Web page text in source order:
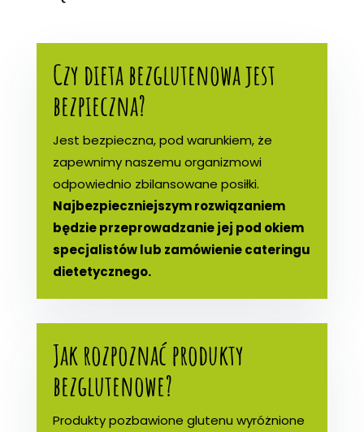
Czy dieta bezglutenowa jest
bezpieczna?
Jest bezpieczna, pod warunkiem, że
zapewnimy naszemu organizmowi
odpowiednio zbilansowane posiłki.
Najbezpieczniejszym rozwiązaniem
będzie przeprowadzanie jej pod okiem
specjalistów lub zamówienie cateringu
dietetycznego.
Jak rozpoznać produkty
bezglutenowe?
Produkty pozbawione glutenu wyróżnione